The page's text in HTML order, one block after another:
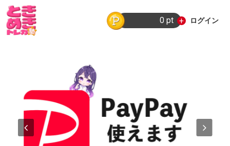
0 pt + ログイン